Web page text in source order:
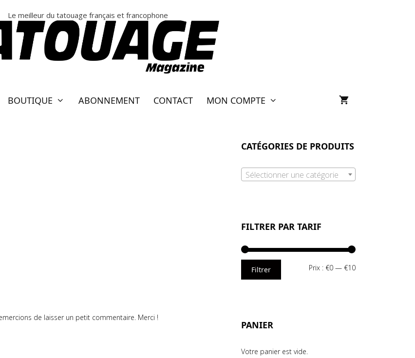
Le meilleur du tatouage français et francophone
BOUTIQUE ABONNEMENT CONTACT MON COMPTE
de laisser un petit commentaire. Merci !
CATÉGORIES DE PRODUITS
Sélectionner une catégorie
FILTRER PAR TARIF
Prix
Prix
Filtrer Prix : €0 — €10
PANIER
Votre panier est vide.